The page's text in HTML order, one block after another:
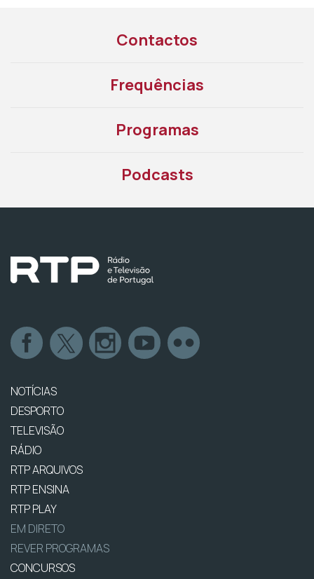
Contactos
Frequências
Programas
Podcasts
NOTÍCIAS
DESPORTO
TELEVISÃO
RÁDIO
RTP ARQUIVOS
RTP ENSINA
RTP PLAY
EM DIRETO
REVER PROGRAMAS
CONCURSOS